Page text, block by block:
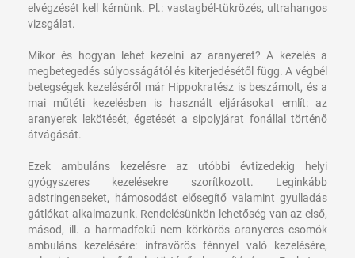
elvégzését kell kérnünk. Pl.: vastagbél-tükrözés, ultrahangos
vizsgálat.
Mikor és hogyan lehet kezelni az aranyeret? A kezelés a
megbetegedés súlyosságától és kiterjedésétől függ. A végbél
betegségek kezeléséről már Hippokratész is beszámolt, és a
mai műtéti kezelésben is használt eljárásokat említ: az
aranyerek lekötését, égetését a sipolyjárat fonállal történő
átvágását.
Ezek ambuláns kezelésre az utóbbi évtizedekig helyi
gyógyszeres kezelésekre szorítkozott. Leginkább
adstringenseket, hámosodást elősegítő valamint gyulladás
gátlókat alkalmazunk. Rendelésünkön lehetőség van az első,
másod, ill. a harmadfokú nem körkörös aranyeres csomók
ambuláns kezelésére: infravörös fénnyel való kezelésére,